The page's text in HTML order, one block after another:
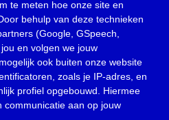
te meten hoe onze site en
behulp van deze technieken
(Google, GSpeech,
en volgen we jouw
ook buiten onze website
zoals je IP-adres, en
profiel opgebouwd. Hiermee
communicatie aan op jouw